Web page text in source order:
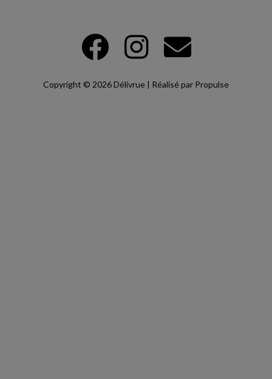
Copyright © 2026 Délivrue | Réalisé par Propulse